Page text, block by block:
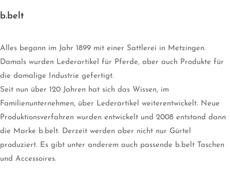
b.belt
Alles begann im Jahr 1899 mit einer Sattlerei in Metzingen.
Damals wurden Lederartikel für Pferde, aber auch Produkte für
die damalige Industrie gefertigt.
Seit nun über 120 Jahren hat sich das Wissen, im
Familienunternehmen, über Lederartikel weiterentwickelt. Neue
Produktionsverfahren wurden entwickelt und 2008 entstand dann
die Marke b.belt. Derzeit werden aber nicht nur Gürtel
produziert. Es gibt unter anderem auch passende b.belt Taschen
und Accessoires.